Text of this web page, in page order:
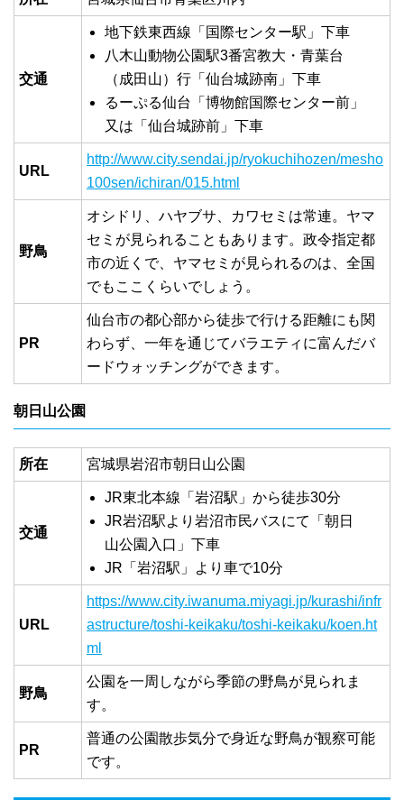
交通
地下鉄東西線「国際センター駅」下車
八木山動物公園駅3番宮教大・青葉台
（成田山）行「仙台城跡南」下車
るーぷる仙台「博物館国際センター前」
又は「仙台城跡前」下車
URL
http://www.city.sendai.jp/ryokuchihozen/mesho
100sen/ichiran/015.html
野鳥
オシドリ、ハヤブサ、カワセミは常連。ヤマ
セミが見られることもあります。政令指定都
市の近くで、ヤマセミが見られるのは、全国
でもここくらいでしょう。
PR
仙台市の都心部から徒歩で行ける距離にも関
わらず、一年を通じてバラエティに富んだバ
ードウォッチングができます。
朝日山公園
所在 宮城県岩沼市朝日山公園
交通
JR東北本線「岩沼駅」から徒歩30分
JR岩沼駅より岩沼市民バスにて「朝日
山公園入口」下車
JR「岩沼駅」より車で10分
URL
https://www.city.iwanuma.miyagi.jp/kurashi/infr
astructure/toshi-keikaku/toshi-keikaku/koen.ht
ml
野鳥
公園を一周しながら季節の野鳥が見られま
す。
PR
普通の公園散歩気分で身近な野鳥が観察可能
です。